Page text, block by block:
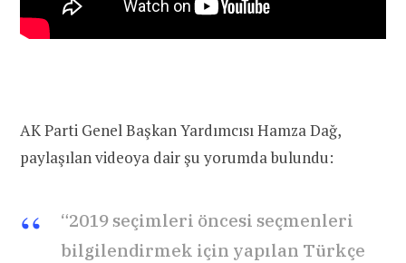
AK Parti Genel Başkan Yardımcısı Hamza Dağ,
paylaşılan videoya dair şu yorumda bulundu:
“2019 seçimleri öncesi seçmenleri
bilgilendirmek için yapılan Türkçe